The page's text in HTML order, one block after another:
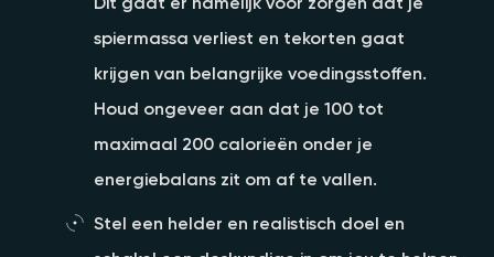
spiermassa verliest en tekorten gaat
krijgen van belangrijke voedingsstoffen.
Houd ongeveer aan dat je 100 tot
maximaal 200 calorieën onder je
energiebalans zit om af te vallen.
Stel een helder en realistisch doel en